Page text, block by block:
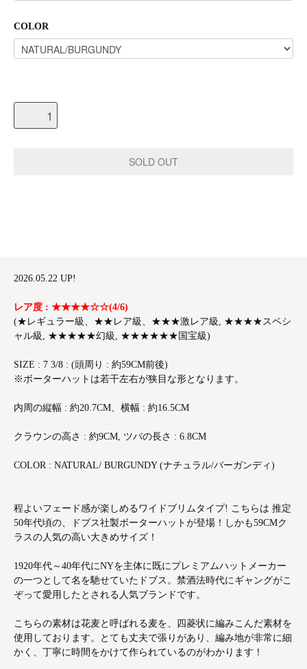
COLOR
2026.05.22 UP!
レア度 : ★★★★☆☆(4/6)
(★レギュラー級、★★レア級、★★★激レア級, ★★★★スペシ
ャル級, ★★★★★幻級, ★★★★★★国宝級)
SIZE : 7 3/8 : (頭周り : 約59CM前後)
※ボーターハットは若干左右が狭目な形となります。
内周の縦幅 : 約20.7CM、横幅 : 約16.5CM
クラウンの高さ : 約9CM, ツバの長さ : 6.8CM
COLOR : NATURAL/ BURGUNDY (ナチュラル/バーガンディ)
程よいフェード感が楽しめるワイドブリムタイプ! こちらは 推定
50年代頃の、ドブス社製ボーターハットが登場！しかも59CMク
ラスの人気の高い大きめサイズ！
1920年代～40年代にNYを主体に既にプレミアムハットメーカー
の一つとして名を馳せていたドブス。禁酒法時代にギャングがこ
ぞって愛用したとされる人気ブランドです。
こちらの素材は花麦と呼ばれる麦を、四菱状に編みこんだ素材を
使用しております。とても丈夫で張りがあり、編み地が非常に細
かく、丁寧に時間をかけて作られているのがわかります！